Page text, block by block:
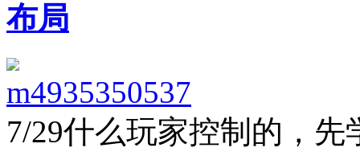
布局
m4935350537
7/29什么玩家控制的，先